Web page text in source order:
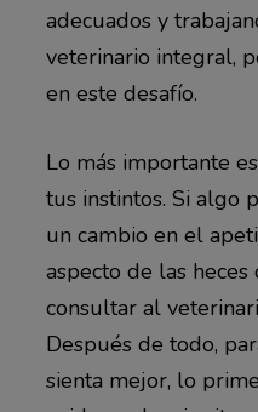
adecuados y
veterinario integral,
en este desafío.
Lo más importante
tus instintos. Si algo
un cambio en el
aspecto de las
consultar al
Después de todo,
sienta mejor, lo